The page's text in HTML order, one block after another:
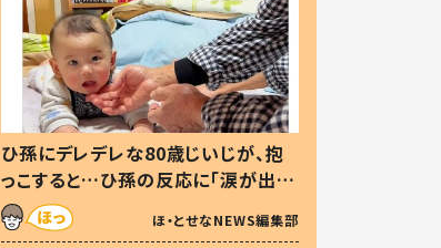
ひ孫にデレデレな80歳じいじが、抱
っこすると…ひ孫の反応に「涙が出ま
した」「可愛くて仕方ない」
ほ・とせなNEWS編集部